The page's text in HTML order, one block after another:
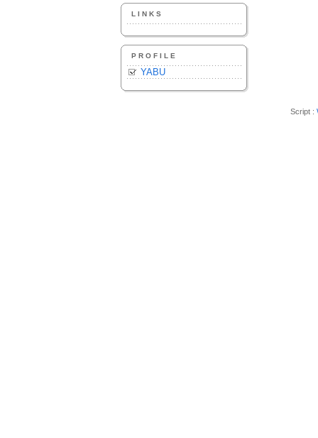
LINKS
PROFILE
YABU
Script :